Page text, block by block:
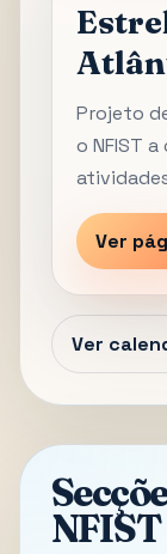
Projeto
o NFIST
Ver
Ver
NFIST